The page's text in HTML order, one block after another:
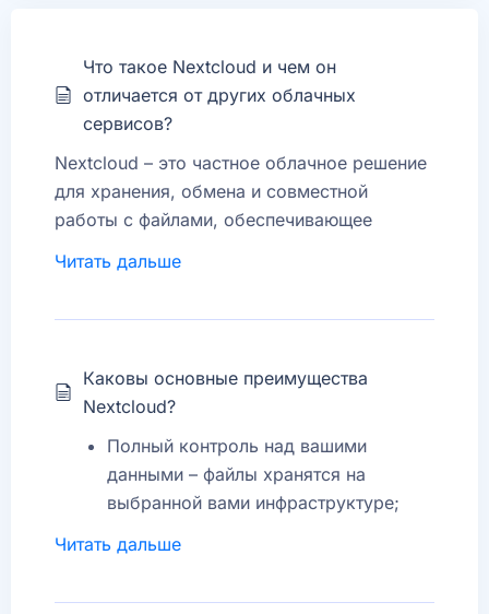
Что такое Nextcloud и чем он
отличается от других облачных
сервисов?
Nextcloud – это частное облачное решение
для хранения, обмена и совместной
работы с файлами, обеспечивающее
отличие от общедоступных облачных
безопасность и масштабируемость.
Читать дальше
Каковы основные преимущества
Nextcloud?
Полный контроль над вашими
данными – файлы хранятся на
выбранной вами инфраструктуре;
от несанкционированного доступа;
Читать дальше